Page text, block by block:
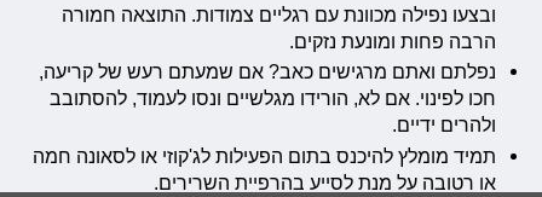
ובצעו נפילה מכוונת עם רגליים צמודות. התוצאה חמורה
הרבה פחות ומונעת נזקים.
נפלתם ואתם מרגישים כאב? אם שמעתם רעש של קריעה,
חכו לפינוי. אם לא, הורידו מגלשיים ונסו לעמוד, להסתובב
ולהרים ידיים.
תמיד מומלץ להיכנס בתום הפעילות לג'קוזי או לסאונה חמה
או רטובה על מנת לסייע בהרפיית השרירים.